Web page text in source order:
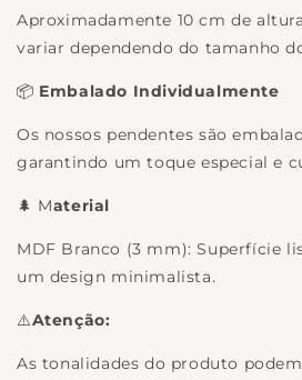
Aproximadamente 10 cm de
variar dependendo do tamanho
📦 Embalado Individualmente
Os nossos pendentes são
garantindo um toque especial e
🌲 Material
MDF Branco (3 mm): Superfície
um design minimalista.
⚠️Atenção:
As tonalidades do produto